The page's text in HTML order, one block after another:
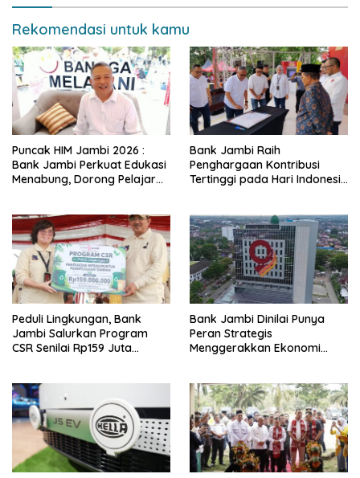
depan sudah ada di tangan”
Rekomendasi untuk kamu
Puncak HIM Jambi 2026 :
Bank Jambi Perkuat Edukasi
Menabung, Dorong Pelajar
Bank Jambi Raih
Penghargaan Kontribusi
Tertinggi pada Hari Indonesia
Peduli Lingkungan, Bank
Jambi Salurkan Program
CSR Senilai Rp159 Juta
Bank Jambi Dinilai Punya
Peran Strategis
Menggerakkan Ekonomi